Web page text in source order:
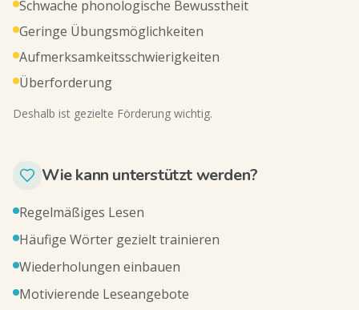
Schwache phonologische Bewusstheit
Geringe Übungsmöglichkeiten
Aufmerksamkeitsschwierigkeiten
Überforderung
Deshalb ist gezielte Förderung wichtig.
Wie kann unterstützt werden?
Regelmäßiges Lesen
Häufige Wörter gezielt trainieren
Wiederholungen einbauen
Motivierende Leseangebote